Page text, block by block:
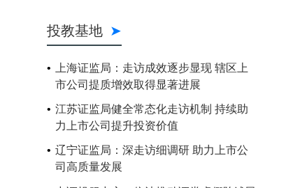
投教基地
上海证监局：走访成效逐步显现 辖区上
市公司提质增效取得显著进展
江苏证监局健全常态化走访机制 持续助
力上市公司提升投资价值
辽宁证监局：深走访细调研 助力上市公
司高质量发展